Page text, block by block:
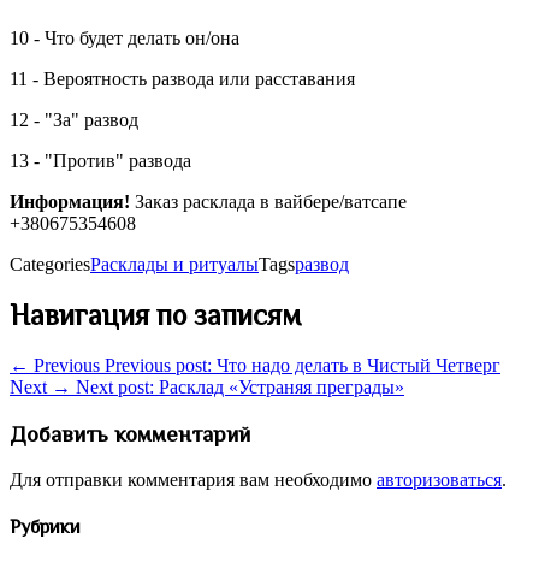
10 - Что будет делать он/она
11 - Вероятность развода или расставания
12 - "За" развод
13 - "Против" развода
Информация! Заказ расклада в вайбере/ватсапе
+380675354608
CategoriesРасклады и ритуалыTagsразвод
Навигация по записям
← Previous Previous post: Что надо делать в Чистый Четверг
Next → Next post: Расклад «Устраняя преграды»
Добавить комментарий
Для отправки комментария вам необходимо авторизоваться.
Рубрики